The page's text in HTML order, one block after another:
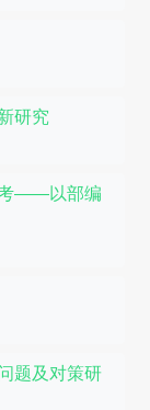
研究
考——以部编
题及对策研